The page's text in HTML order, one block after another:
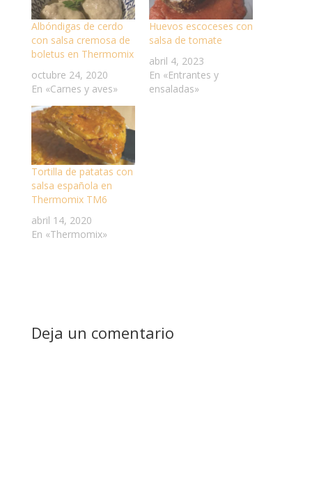
Albóndigas de cerdo
con salsa cremosa de
boletus en Thermomix
octubre 24, 2020
En «Carnes y aves»
Huevos escoceses con
salsa de tomate
abril 4, 2023
En «Entrantes y
ensaladas»
Tortilla de patatas con
salsa española en
Thermomix TM6
abril 14, 2020
En «Thermomix»
Deja un comentario